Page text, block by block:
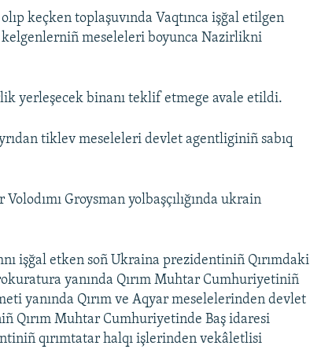
keçken toplaşuvında Vaqtınca işğal etilgen
meseleleri boyunca Nazirlikni
yerleşecek binanı teklif etmege avale etildi.
tiklev meseleleri devlet agentliginiñ sabıq
Groysman yolbaşçılığında ukrain
işğal etken soñ Ukraina prezidentiniñ Qırımdaki
yanında Qırım Muhtar Cumhuriyetiniñ
yanında Qırım ve Aqyar meselelerinden devlet
Qırım Muhtar Cumhuriyetinde Baş idaresi
qırımtatar halqı işlerinden vekâletlisi